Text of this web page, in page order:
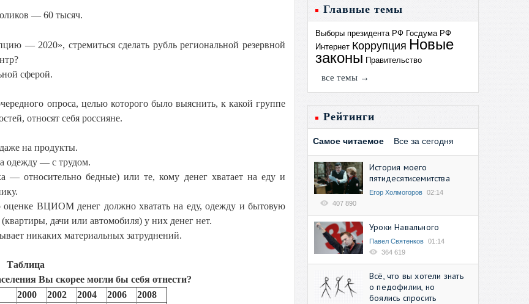
— 60 тысяч.
— 2020», стремиться сделать рубль региональной резервной
сферой.
опроса, целью которого было выяснить, к какой группе
относят себя россияне.
на продукты.
одежду — с трудом.
— относительно бедные) или те, кому денег хватает на еду и
оценке ВЦИОМ денег должно хватать на еду, одежду и бытовую
дачи или автомобиля) у них денег нет.
никаких материальных затруднений.
Таблица
Вы скорее могли бы себя отнести?
2000 2002 2004 2006
2008
Главные темы
Выборы президента РФ Госдума РФ
Интернет Коррупция Новые
законы Правительство
все темы →
Рейтинги
Самое читаемое Все за сегодня
История моего
пятидесятисемитства
Егор Холмогоров 02:14
407 890
Уроки Навального
Павел Святенков 01:14
364 619
Всё, что вы хотели знать
о педофилии, но
боялись спросить